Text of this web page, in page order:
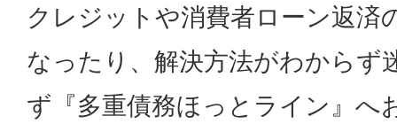
クレジットや消費者ローン返済
なったり、解決方法がわからず
ず『多重債務ほっとライン』へ